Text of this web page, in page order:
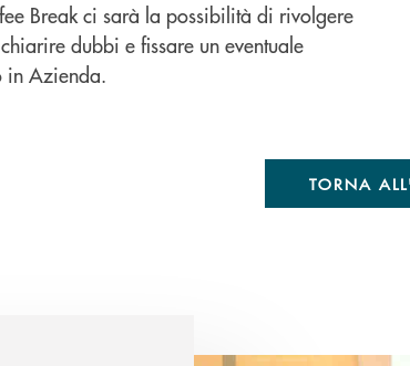
Break ci sarà la possibilità di rivolgere
dubbi e fissare un eventuale
in Azienda.
TORNA